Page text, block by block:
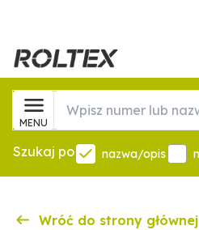
MENU
Szukaj po nazwa/opis
Wróć do strony głównej